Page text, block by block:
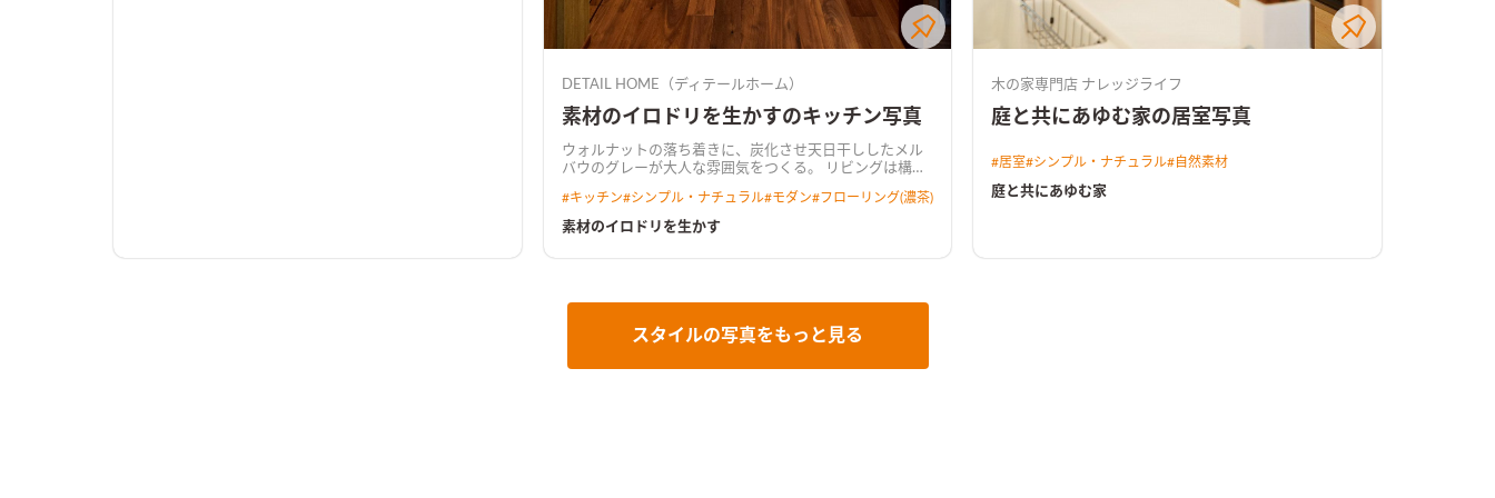
DETAIL HOME（ディテールホーム）
素材のイロドリを生かすのキッチン写真
ウォルナットの落ち着きに、炭化させ天日干ししたメル
バウのグレーが大人な雰囲気をつくる。 リビングは構造
ォルナット、メルバウ、塗り壁を使用し素材感を大切
に。
#キッチン#シンプル・ナチュラル#モダン#フローリング(濃茶)
素材のイロドリを生かす
木の家専門店 ナレッジライフ
庭と共にあゆむ家の居室写真
#居室#シンプル・ナチュラル#自然素材
庭と共にあゆむ家
スタイルの写真をもっと見る